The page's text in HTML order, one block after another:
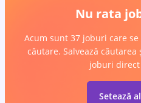
Nu rata
Acum sunt 37 joburi care
căutare. Salvează
joburi
Setează